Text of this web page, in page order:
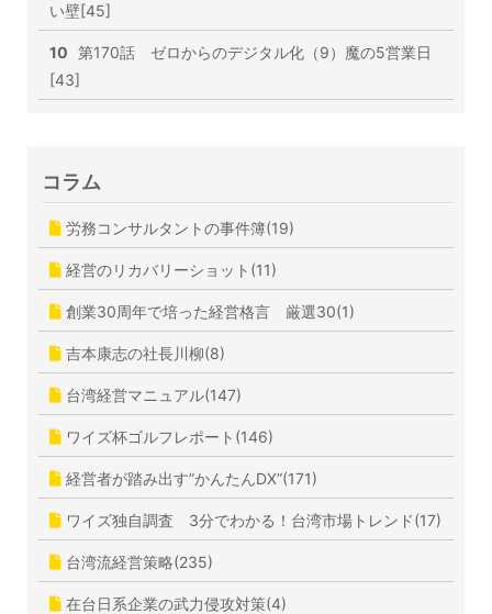
い壁[45]
10 第170話 ゼロからのデジタル化（9）魔の5営業日
[43]
コラム
労務コンサルタントの事件簿(19)
経営のリカバリーショット(11)
創業30周年で培った経営格言 厳選30(1)
吉本康志の社長川柳(8)
台湾経営マニュアル(147)
ワイズ杯ゴルフレポート(146)
経営者が踏み出す”かんたんDX”(171)
ワイズ独自調査 3分でわかる！台湾市場トレンド(17)
台湾流経営策略(235)
在台日系企業の武力侵攻対策(4)